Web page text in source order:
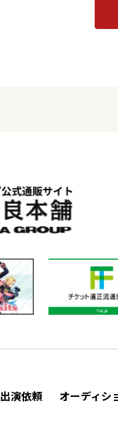
出演依頼 オーディシ